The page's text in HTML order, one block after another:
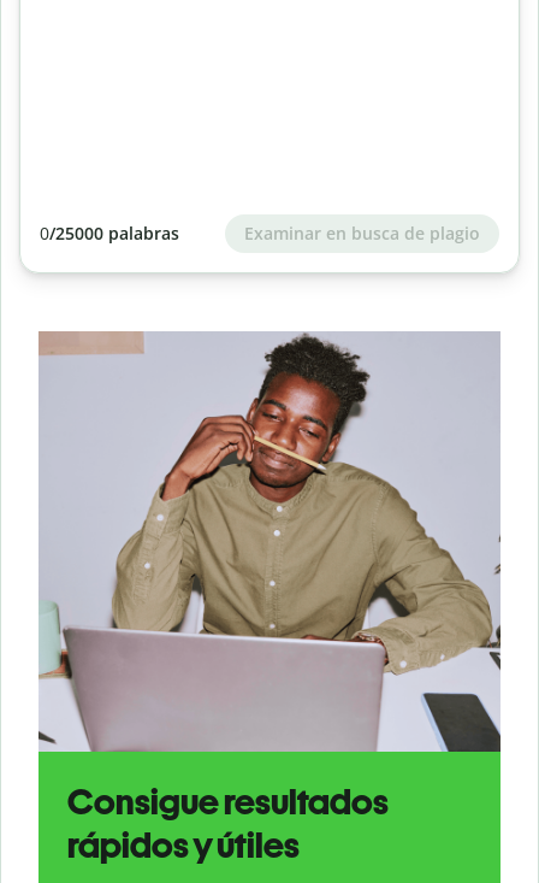
0/25000 palabras Examinar en busca de plagio
Consigue resultados
rápidos y útiles